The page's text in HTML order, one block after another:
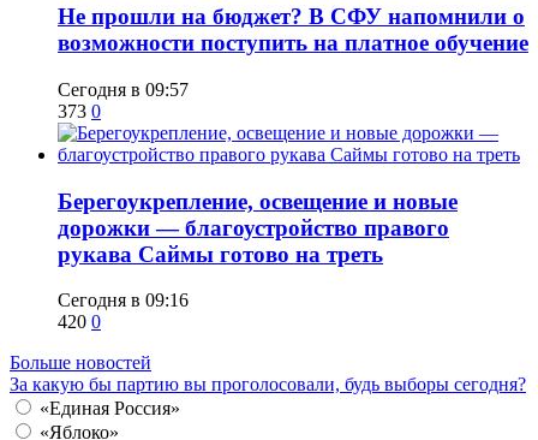
Не прошли на бюджет? В СФУ напомнили о
возможности поступить на платное обучение
Сегодня в 09:57
373 0
Берегоукрепление, освещение и новые
дорожки — благоустройство правого
рукава Саймы готово на треть
Сегодня в 09:16
420 0
Больше новостей
За какую бы партию вы проголосовали, будь выборы сегодня?
«Единая Россия»
«Яблоко»